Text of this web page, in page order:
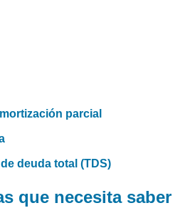
parcial
deuda total (TDS)
que necesita saber